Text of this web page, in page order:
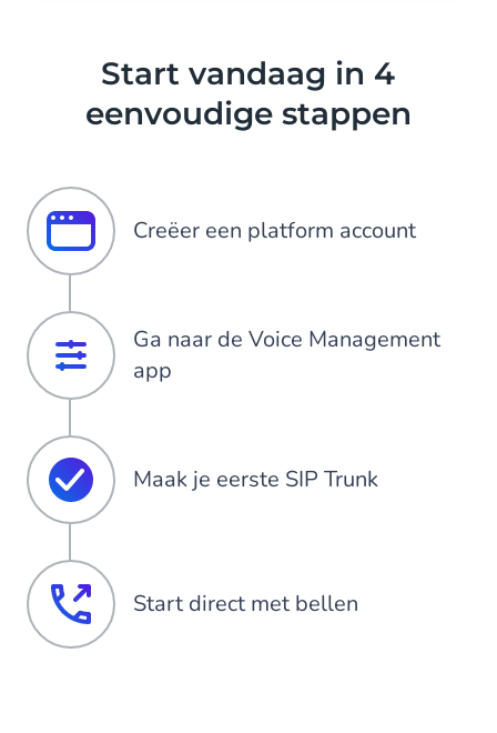
Start vandaag in 4
eenvoudige stappen
Creëer een platform account
Ga naar de Voice Management
app
Maak je eerste SIP Trunk
Start direct met bellen